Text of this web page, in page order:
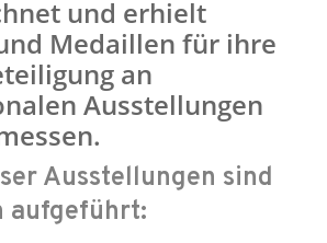
und erhielt
Medaillen für ihre
an
Ausstellungen
Ausstellungen sind
aufgeführt: